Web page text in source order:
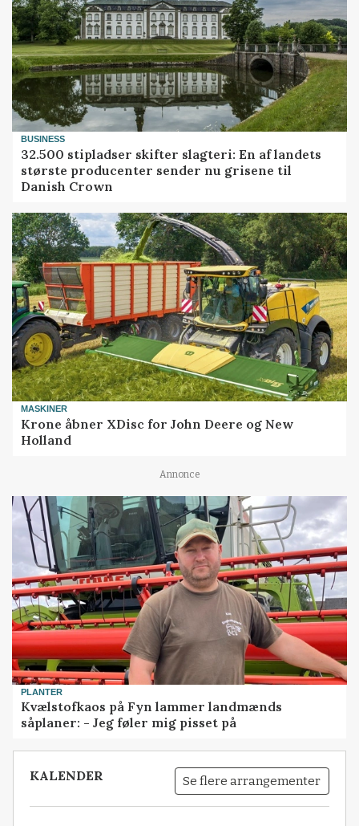
BUSINESS
32.500 stipladser skifter slagteri: En af landets
største producenter sender nu grisene til
Danish Crown
MASKINER
Krone åbner XDisc for John Deere og New
Holland
Annonce
PLANTER
Kvælstofkaos på Fyn lammer landmænds
såplaner: - Jeg føler mig pisset på
KALENDER Se flere arrangementer